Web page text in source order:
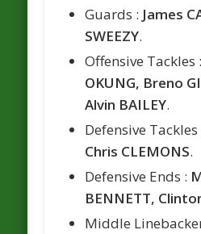
Guards : James
SWEEZY.
Offensive Tackles :
OKUNG, Breno
Alvin BAILEY.
Defensive Tackles
Chris CLEMONS.
Defensive Ends :
BENNETT,
Middle